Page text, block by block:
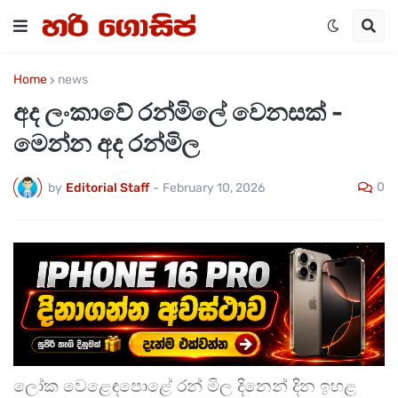
Home news
අද ලංකාවේ රන්මිලේ වෙනසක් -
මෙන්න අද රන්මිල
by Editorial Staff - February 10, 2026 0
ලෝක වෙළෙඳපොළේ රන් මිල දිනෙන් දින ඉහළ